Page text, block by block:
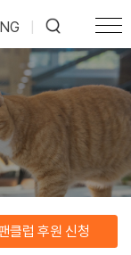
클럽 후원 신청